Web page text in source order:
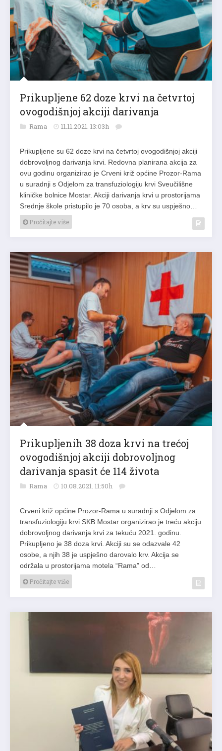
Prikupljene 62 doze krvi na četvrtoj
ovogodišnjoj akciji darivanja
Rama 11.11.2021. 13:03h
Prikupljene su 62 doze krvi na četvrtoj ovogodišnjoj akciji
dobrovoljnog darivanja krvi. Redovna planirana akcija za
ovu godinu organizirao je Crveni križ općine Prozor-Rama
u suradnji s Odjelom za transfuziologiju krvi Sveučilišne
kliničke bolnice Mostar. Akciji darivanja krvi u prostorijama
Srednje škole pristupilo je 70 osoba, a krv su uspješno…
Pročitajte više
Prikupljenih 38 doza krvi na trećoj
ovogodišnjoj akciji dobrovoljnog
darivanja spasit će 114 života
Rama 10.08.2021. 11:50h
Crveni križ općine Prozor-Rama u suradnji s Odjelom za
transfuziologiju krvi SKB Mostar organizirao je treću akciju
dobrovoljnog darivanja krvi za tekuću 2021. godinu.
Prikupljeno je 38 doza krvi. Akciji su se odazvale 42
osobe, a njih 38 je uspješno darovalo krv. Akcija se
održala u prostorijama motela “Rama” od…
Pročitajte više